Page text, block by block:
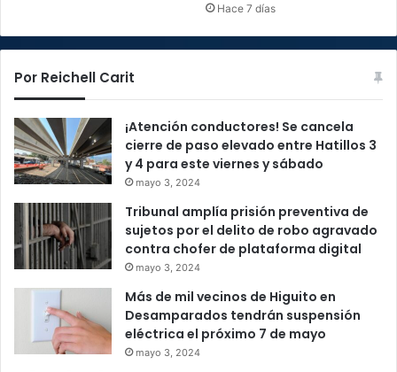
Hace 7 días
Por Reichell Carit
¡Atención conductores! Se cancela
cierre de paso elevado entre Hatillos 3
y 4 para este viernes y sábado
mayo 3, 2024
Tribunal amplía prisión preventiva de
sujetos por el delito de robo agravado
contra chofer de plataforma digital
mayo 3, 2024
Más de mil vecinos de Higuito en
Desamparados tendrán suspensión
eléctrica el próximo 7 de mayo
mayo 3, 2024